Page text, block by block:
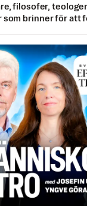
filosofer,
som brinner för att